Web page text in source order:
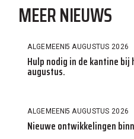
MEER NIEUWS
ALGEMEEN5 AUGUSTUS 2026
Hulp nodig in de kantine
augustus.
ALGEMEEN5 AUGUSTUS 2026
Nieuwe ontwikkelingen